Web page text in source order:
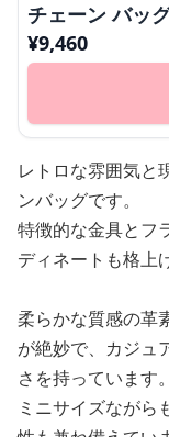
チェーン バッ
¥9,460
レトロな雰囲気と
ンバッグです。
特徴的な金具とフ
ディネートも格上
柔らかな質感の革
が絶妙で、カジュ
さを持っています。
ミニサイズながら